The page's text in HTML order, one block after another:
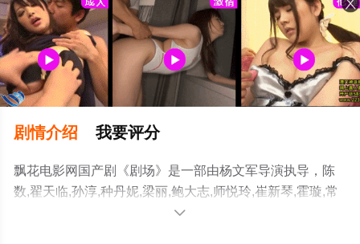
剧情介绍 我要评分
飘花电影网国产剧《剧场》是一部由杨文军导演执导，陈
数,翟天临,孙淳,种丹妮,梁丽,鲍大志,师悦玲,崔新琴,霍璇,常
汝言,李悦然,张宁益,孙浩浩,李明震,李涓,上白,邢城,刘秀芝,
